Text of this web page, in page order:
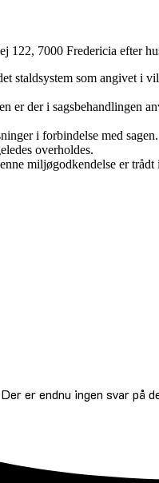
7000 Fredericia efter
staldsystem som angivet i
er der i sagsbehandlingen
i forbindelse med sagen.
overholdes.
miljøgodkendelse er
Der er endnu ingen svar på